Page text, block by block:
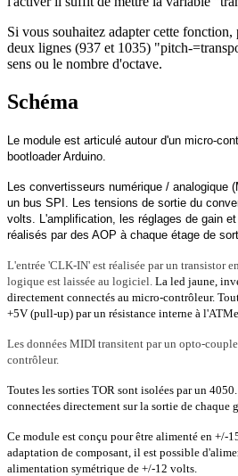
Si vous souhaitez adapter cette
deux lignes (937 et 1035) "pitch-
sens ou le nombre d'octave.
Schéma
Le module est articulé autour d'un micro-
bootloader Arduino.
Les convertisseurs numérique / analogique
un bus SPI. Les tensions de sortie du
volts. L'amplification, les réglages de gain
réalisés par des AOP à chaque étage de
L'entrée 'CLK-IN' est réalisée par un transistor
logique est laissée au logiciel. La led jaune,
directement connectés au micro-contrôleur.
+5V (pull-up) par un résistance interne à
Les données MIDI transitent par un opto-
contrôleur.
Toutes les sorties TOR sont isolées par un
connectées directement sur la sortie de chaque
Ce module est conçu pour être alimenté en +/-
adaptation de composant, il est possible
alimentation symétrique de +/-12 volts.